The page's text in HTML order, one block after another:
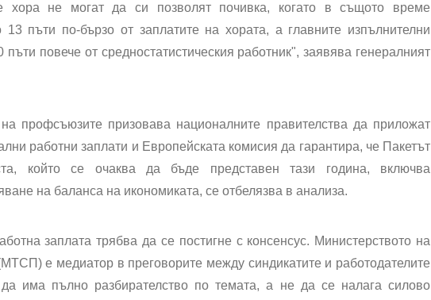
хора не могат да си позволят почивка, когато в същото време
13 пъти по-бързо от заплатите на хората, а главните изпълнителни
повече от средностатистическия работник", заявява генералният
профсъюзите призовава националните правителства да приложат
работни заплати и Европейската комисия да гарантира, че Пакетът
който се очаква да бъде представен тази година, включва
на баланса на икономиката, се отбелязва в анализа.
заплата трябва да се постигне с консенсус. Министерството на
е медиатор в преговорите между синдикатите и работодателите
има пълно разбирателство по темата, а не да се налага силово